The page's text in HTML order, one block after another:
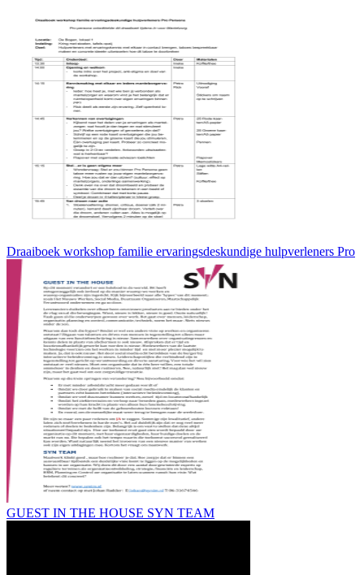
Draaiboek workshop familie ervaringsdeskundige hulpverleners Pro
GUEST IN THE HOUSE SYN TEAM